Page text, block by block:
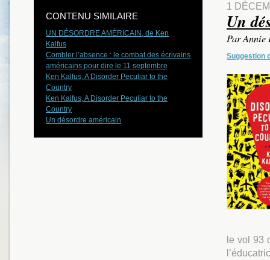
1
Un
Par Annie
Suggestion
le vol 93
CONTENU SIMILAIRE
UN DÉSORDRE AMÉRICAIN, de Ken
Kalfus
Combler l’absence : le combat des écrivains
américains pour dire le 11 septembre
Ken Kalfus, A Disorder Peculiar to the
Country
Ken Kalfus, A Disorder Peculiar to the
Country
Un désordre américain